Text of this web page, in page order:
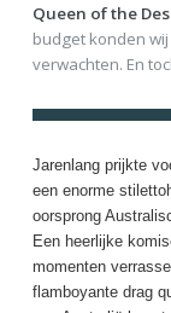
Queen of the
budget konden
verwachten. En
Jarenlang prijkte
een enorme
oorsprong
Een heerlijke
momenten
flamboyante drag